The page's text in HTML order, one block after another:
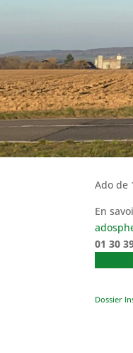
Ado de
En
01 30
Dossier